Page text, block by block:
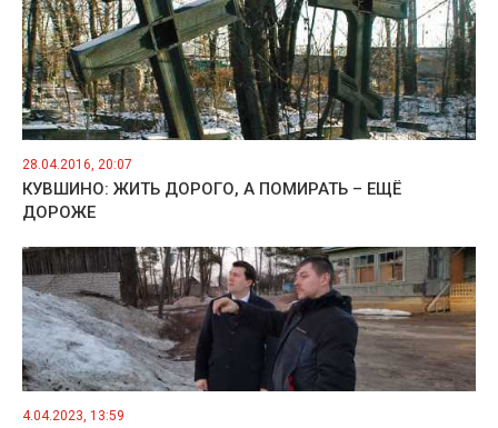
28.04.2016, 20:07
КУВШИНО: ЖИТЬ ДОРОГО, А ПОМИРАТЬ – ЕЩЁ
ДОРОЖЕ
4.04.2023, 13:59